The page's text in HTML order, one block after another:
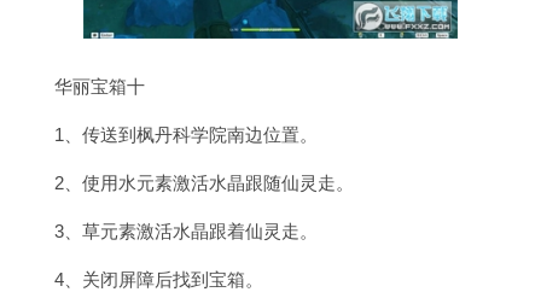
华丽宝箱十
1、传送到枫丹科学院南边位置。
2、使用水元素激活水晶跟随仙灵走。
3、草元素激活水晶跟着仙灵走。
4、关闭屏障后找到宝箱。